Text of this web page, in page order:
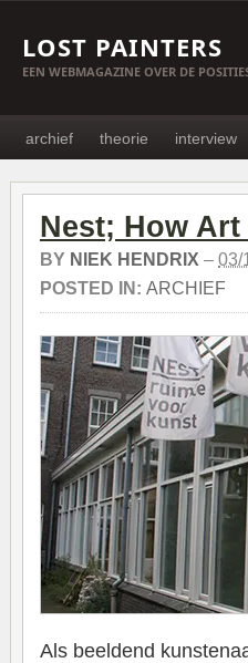
LOST PAINTERS
EEN WEBMAGAZINE OVER DE
archief theorie interview
Nest; How
BY NIEK HENDRIX – 03/
POSTED IN: ARCHIEF
Als beeldend